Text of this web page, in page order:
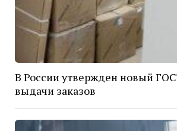
В России утвержден новый
выдачи заказов